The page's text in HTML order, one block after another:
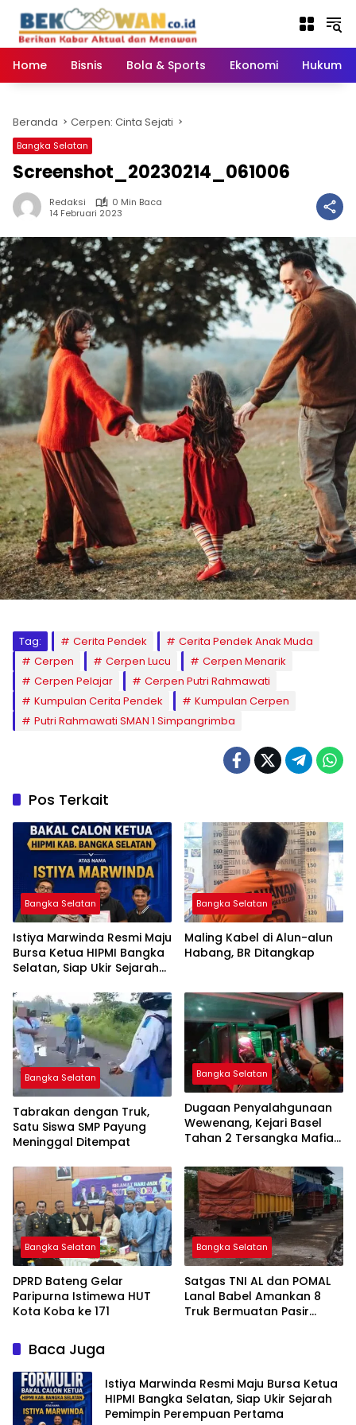
konten
Home
Bisnis Bola & Sports Ekonomi Hukum
Beranda Cerpen: Cinta Sejati
Bangka Selatan
Screenshot_20230214_061006
Redaksi
0 Min Baca
14 Februari 2023
Tag: Cerita Pendek
Cerita Pendek Anak Muda
Cerpen
Cerpen Lucu
Cerpen Menarik
Cerpen Pelajar
Cerpen Putri Rahmawati
Kumpulan Cerita Pendek
Kumpulan Cerpen
Putri Rahmawati SMAN 1 Simpangrimba
Pos Terkait
Bangka Selatan
Istiya Marwinda Resmi Maju
Bursa Ketua HIPMI Bangka
Selatan, Siap Ukir Sejarah
Pertama
Bangka Selatan
Maling Kabel di Alun-alun
Habang, BR Ditangkap
Bangka Selatan
Tabrakan dengan Truk,
Satu Siswa SMP Payung
Meninggal Ditempat
Bangka Selatan
Dugaan Penyalahgunaan
Wewenang, Kejari Basel
Tahan 2 Tersangka Mafia
Bangka Selatan
DPRD Bateng Gelar
Paripurna Istimewa HUT
Kota Koba ke 171
Bangka Selatan
Satgas TNI AL dan POMAL
Lanal Babel Amankan 8
Truk Bermuatan Pasir
Baca Juga
Istiya Marwinda Resmi Maju Bursa Ketua
HIPMI Bangka Selatan, Siap Ukir Sejarah
Pemimpin Perempuan Pertama